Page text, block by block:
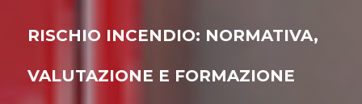
RISCHIO INCENDIO: NORMATIVA,
VALUTAZIONE E FORMAZIONE